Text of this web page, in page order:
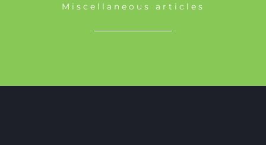
Miscellaneous articles